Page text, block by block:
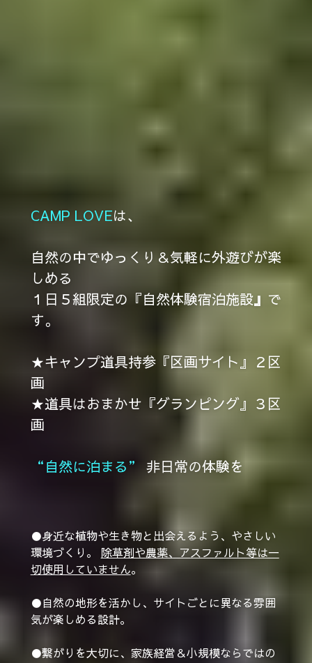
CAMP LOVEは、
自然の中でゆっくり＆気軽に外遊びが楽
しめる
１日５組限定の『自然体験宿泊施設』 で
す。
★キャンプ道具持参『区画サイト』２区
画
★道具はおまかせ『グランピング』３区
画
“自然に泊まる” 非日常の体験を
●身近な植物や生き物と出会えるよう、やさしい
環境づくり。 除草剤や農薬、アスファルト等は一
切使用していません。
●自然の地形を活かし、サイトごとに異なる雰囲
気が楽しめる設計。
●繋がりを大切に、家族経営＆小規模ならではの